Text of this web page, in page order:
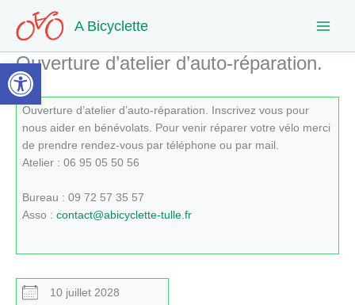
Ouvrir la barre d’outils
contenu
A Bicyclette
Ouverture d’atelier d’auto-réparation.
Ouverture d’atelier d’auto-réparation. Inscrivez vous pour
nous aider en bénévolats. Pour venir réparer votre vélo merci
de prendre rendez-vous par téléphone ou par mail.
Atelier : 06 95 05 50 56
Bureau : 09 72 57 35 57
Asso : contact@abicyclette-tulle.fr
10 juillet 2028